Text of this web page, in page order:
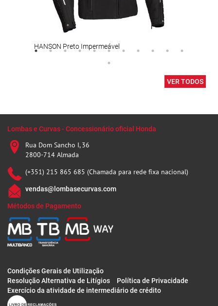
HANSON Preto Impermeável
VER TODOS
Lombas e Curvas - Concessionário oficial Honda
Rua Dom Sancho I, 36
2800-714 Almada
(+351) 215 865 685 (Chamada para rede fixa nacional)
vendas@lombasecurvas.com
Métodos de Pagamento
Condições Gerais de Utilização
Resolução Alternativa de Litígios
Política de Privacidade
Exercício da atividade de intermediário de crédito